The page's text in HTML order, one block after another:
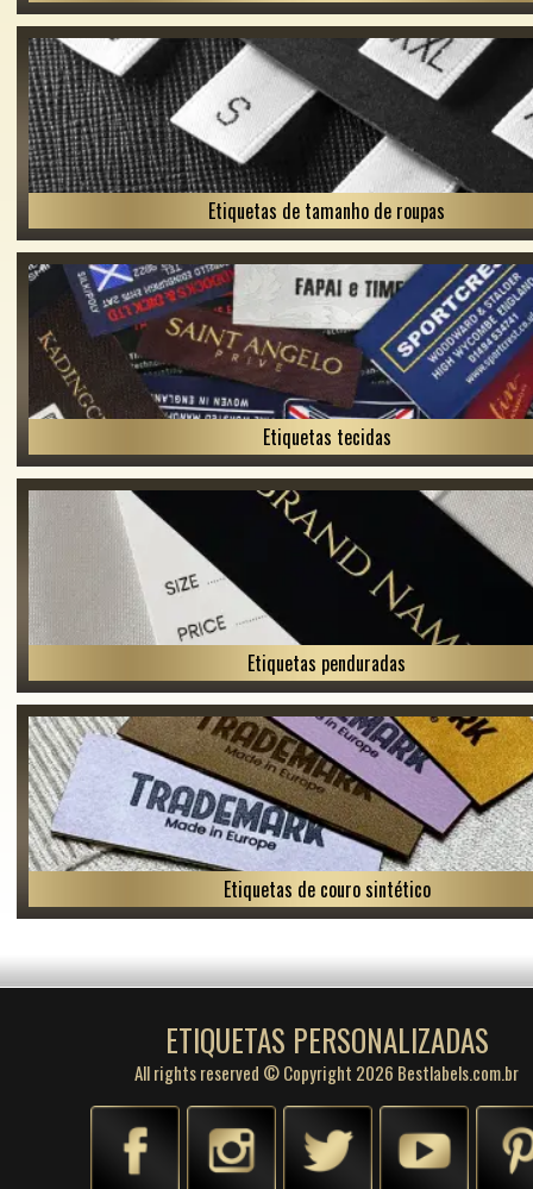
Etiquetas de tamanho de roupas
Etiquetas tecidas
Etiquetas penduradas
Etiquetas de couro sintético
ETIQUETAS PERSONALIZADAS
All rights reserved © Copyright 2026 Bestlabels.com.br